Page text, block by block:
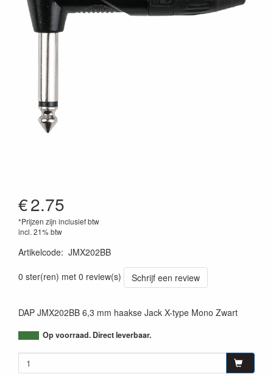
€2.75
*Prijzen zijn inclusief btw
incl. 21% btw
Artikelcode: JMX202BB
0 ster(ren) met 0 review(s)
Schrijf een review
DAP JMX202BB 6,3 mm haakse Jack X-type Mono Zwart
Op voorraad. Direct leverbaar.